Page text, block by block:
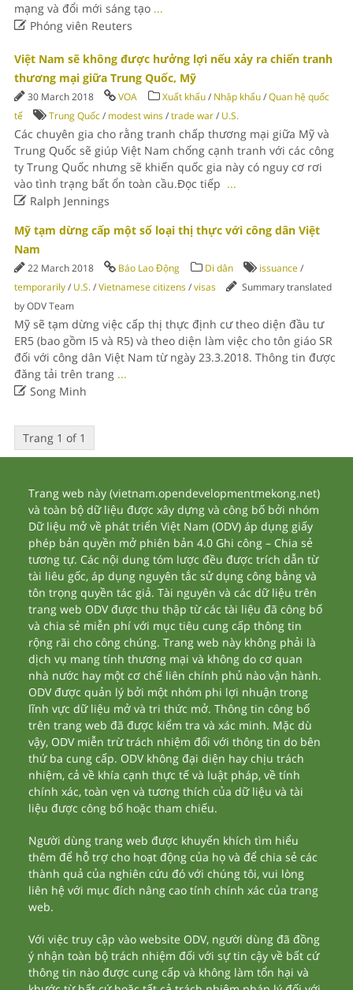
mạng và đổi mới sáng tạo ...
Phóng viên Reuters
Việt Nam sẽ không được hưởng lợi nếu xảy ra chiến tranh
thương mại giữa Trung Quốc, Mỹ
30 March 2018 VOA Xuất khẩu/ Nhập khẩu/Quan hệ quốc
tế
Trung Quốc/ modest wins/trade war/ U.S.
Các chuyên gia cho rằng tranh chấp thương mại giữa Mỹ và
Trung Quốc sẽ giúp Việt Nam chống cạnh tranh với các công
ty Trung Quốc nhưng sẽ khiến quốc gia này có nguy cơ rơi
vào tình trạng bất ổn toàn cầu.Đọc tiếp ...
Ralph Jennings
Mỹ tạm dừng cấp một số loại thị thực với công dân Việt
Nam
22 March 2018 Báo Lao Động Di dân issuance/
temporarily/ U.S./Vietnamese citizens/visas
Summary translated
by ODV Team
Mỹ sẽ tạm dừng việc cấp thị thực định cư theo diện đầu tư
ER5 (bao gồm I5 và R5) và theo diện làm việc cho tôn giáo SR
đối với công dân Việt Nam từ ngày 23.3.2018. Thông tin được
đăng tải trên trang ...
Song Minh
Trang 1 of 1
Trang web này (vietnam.opendevelopmentmekong.net)
và toàn bộ dữ liệu được xây dựng và công bố bởi nhóm
Dữ liệu mở về phát triển Việt Nam (ODV) áp dụng giấy
phép bản quyền mở phiên bản 4.0 Ghi công – Chia sẻ
tương tự. Các nội dung tóm lược đều được trích dẫn từ
tài liêu gốc, áp dụng nguyên tắc sử dụng công bằng và
tôn trọng quyền tác giả. Tài nguyên và các dữ liệu trên
trang web ODV được thu thập từ các tài liệu đã công bố
và chia sẻ miễn phí với mục tiêu cung cấp thông tin
rộng rãi cho công chúng. Trang web này không phải là
dịch vụ mang tính thương mại và không do cơ quan
nhà nước hay một cơ chế liên chính phủ nào vận hành.
ODV được quản lý bởi một nhóm phi lợi nhuận trong
lĩnh vực dữ liệu mở và tri thức mở. Thông tin công bố
trên trang web đã được kiểm tra và xác minh. Mặc dù
vậy, ODV miễn trừ trách nhiệm đối với thông tin do bên
thứ ba cung cấp. ODV không đại diện hay chịu trách
nhiệm, cả về khía cạnh thực tế và luật pháp, về tính
chính xác, toàn vẹn và tương thích của dữ liệu và tài
liệu được công bố hoặc tham chiếu.
Người dùng trang web được khuyến khích tìm hiểu
thêm để hỗ trợ cho hoạt động của họ và để chia sẻ các
thành quả của nghiên cứu đó với chúng tôi, vui lòng
liên hệ với mục đích nâng cao tính chính xác của trang
web.
Với việc truy cập vào website ODV, người dùng đã đồng
ý nhận toàn bộ trách nhiệm đối với sự tin cậy về bất cứ
thông tin nào được cung cấp và không làm tổn hại và